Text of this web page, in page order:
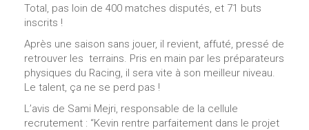
Total, pas loin de 400 matches disputés, et 71 buts
inscrits !
Après une saison sans jouer, il revient, affuté, pressé de
retrouver les terrains. Pris en main par les préparateurs
physiques du Racing, il sera vite à son meilleur niveau.
Le talent, ça ne se perd pas !
L’avis de Sami Mejri, responsable de la cellule
recrutement : “Kevin rentre parfaitement dans le projet